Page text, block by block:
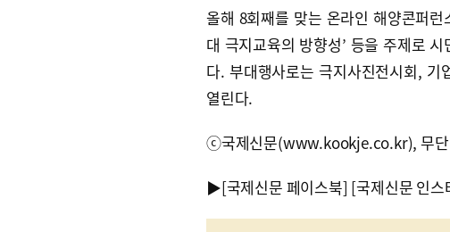
올해 8회째를 맞는 온라인 해양콘퍼런
대 극지교육의 방향성’ 등을 주제로
다. 부대행사로는 극지사진전시회,
열린다.
ⓒ국제신문(www.kookje.co.kr), 무단
▶[국제신문 페이스북] [국제신문 인스